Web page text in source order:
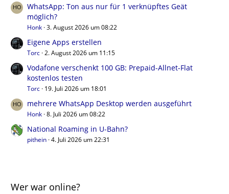
WhatsApp: Ton aus nur für 1 verknüpftes Geät
möglich?
Honk 3. August 2026 um 08:22
Eigene Apps erstellen
Torc 2. August 2026 um 11:15
Vodafone verschenkt 100 GB: Prepaid-Allnet-Flat
kostenlos testen
Torc 19. Juli 2026 um 18:01
mehrere WhatsApp Desktop werden ausgeführt
Honk 8. Juli 2026 um 08:22
National Roaming in U-Bahn?
pithein 4. Juli 2026 um 22:31
Wer war online?